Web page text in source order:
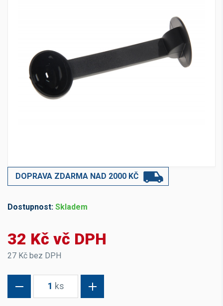
DOPRAVA ZDARMA NAD 2000 KČ
Dostupnost: Skladem
32 Kč vč DPH
27 Kč bez DPH
1 ks